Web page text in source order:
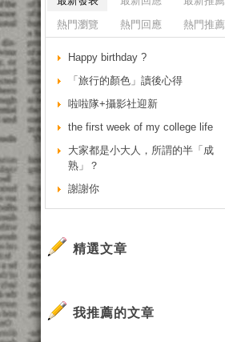
熱門瀏覽
熱門回應 熱門推薦
Happy birthday ?
「旅行的顏色」讀後心得
啦啦隊+攝影社迎新
the first week of my college life
大家都是小大人，所謂的半「成
熟」？
謝謝你
精選文章
我推薦的文章